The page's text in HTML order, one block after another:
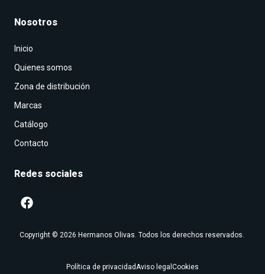
Nosotros
Inicio
Quienes somos
Zona de distribución
Marcas
Catálogo
Contacto
Redes sociales
Copyright © 2026 Hermanos Olivas. Todos los derechos reservados.
Política de privacidadAviso legal Cookies